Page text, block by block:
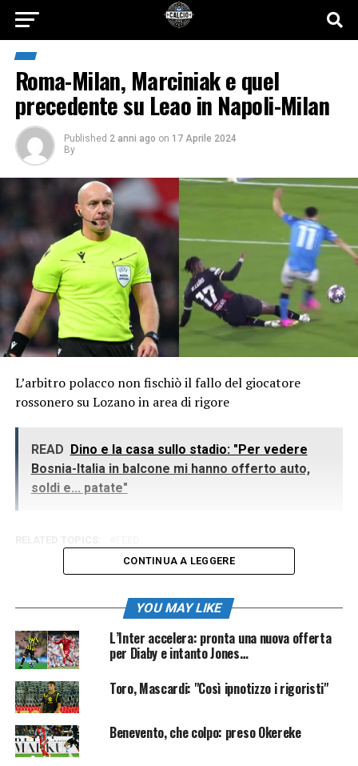
Roma-Milan, Marciniak e quel
precedente su Leao in Napoli-Milan
Published 2 anni ago on 17 Aprile 2024
By
L’arbitro polacco non fischiò il fallo del giocatore
rossonero su Lozano in area di rigore
READ Dino e la casa sullo stadio: "Per vedere
Bosnia-Italia in balcone mi hanno offerto auto,
soldi e... patate"
CONTINUA A LEGGERE
YOU MAY LIKE
L’Inter accelera: pronta una nuova offerta
per Diaby e intanto Jones…
Toro, Mascardi: "Così ipnotizzo i rigoristi"
Benevento, che colpo: preso Okereke